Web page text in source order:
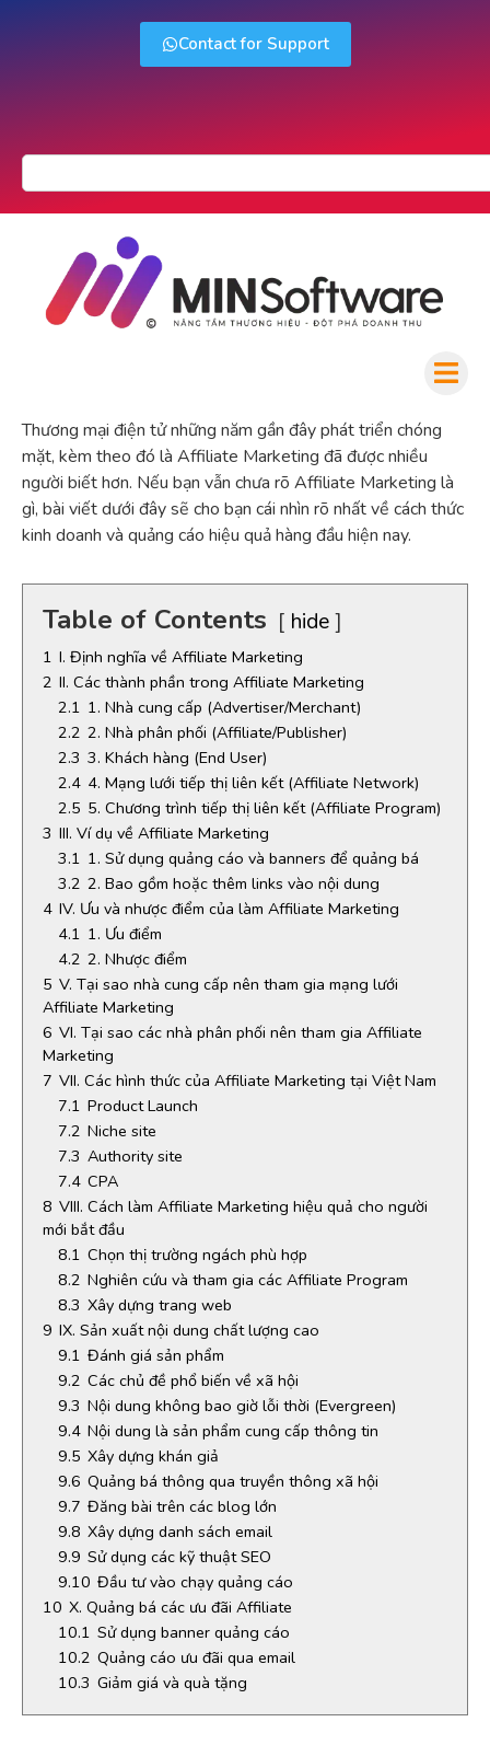
Contact for Support
Thương mại điện tử những năm gần đây phát triển chóng
mặt, kèm theo đó là Affiliate Marketing đã được nhiều
người biết hơn. Nếu bạn vẫn chưa rõ Affiliate Marketing là
gì, bài viết dưới đây sẽ cho bạn cái nhìn rõ nhất về cách thức
kinh doanh và quảng cáo hiệu quả hàng đầu hiện nay.
Table of Contents hide
1 I. Định nghĩa về Affiliate Marketing
2 II. Các thành phần trong Affiliate Marketing
2.1 1. Nhà cung cấp (Advertiser/Merchant)
2.2 2. Nhà phân phối (Affiliate/Publisher)
2.3 3. Khách hàng (End User)
2.4 4. Mạng lưới tiếp thị liên kết (Affiliate Network)
2.5 5. Chương trình tiếp thị liên kết (Affiliate Program)
3 III. Ví dụ về Affiliate Marketing
3.1 1. Sử dụng quảng cáo và banners để quảng bá
3.2 2. Bao gồm hoặc thêm links vào nội dung
4 IV. Ưu và nhược điểm của làm Affiliate Marketing
4.1 1. Ưu điểm
4.2 2. Nhược điểm
5 V. Tại sao nhà cung cấp nên tham gia mạng lưới
Affiliate Marketing
6 VI. Tại sao các nhà phân phối nên tham gia Affiliate
Marketing
7 VII. Các hình thức của Affiliate Marketing tại Việt Nam
7.1 Product Launch
7.2 Niche site
7.3 Authority site
7.4 CPA
8 VIII. Cách làm Affiliate Marketing hiệu quả cho người
mới bắt đầu
8.1 Chọn thị trường ngách phù hợp
8.2 Nghiên cứu và tham gia các Affiliate Program
8.3 Xây dựng trang web
9 IX. Sản xuất nội dung chất lượng cao
9.1 Đánh giá sản phẩm
9.2 Các chủ đề phổ biến về xã hội
9.3 Nội dung không bao giờ lỗi thời (Evergreen)
9.4 Nội dung là sản phẩm cung cấp thông tin
9.5 Xây dựng khán giả
9.6 Quảng bá thông qua truyền thông xã hội
9.7 Đăng bài trên các blog lớn
9.8 Xây dựng danh sách email
9.9 Sử dụng các kỹ thuật SEO
9.10 Đầu tư vào chạy quảng cáo
10 X. Quảng bá các ưu đãi Affiliate
10.1 Sử dụng banner quảng cáo
10.2 Quảng cáo ưu đãi qua email
10.3 Giảm giá và quà tặng